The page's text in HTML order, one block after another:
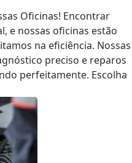
Oficinas! Encontrar
e nossas oficinas estão
na eficiência. Nossas
preciso e reparos
perfeitamente. Escolha